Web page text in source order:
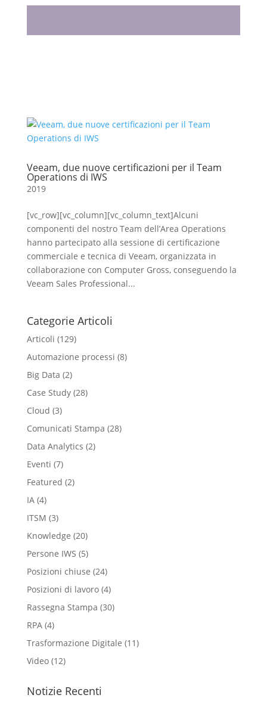
Veeam, due nuove certificazioni per il Team
Operations di IWS
2019
[vc_row][vc_column][vc_column_text]Alcuni
componenti del nostro Team dell’Area Operations
hanno partecipato alla sessione di certificazione
commerciale e tecnica di Veeam, organizzata in
collaborazione con Computer Gross, conseguendo la
Veeam Sales Professional...
Categorie Articoli
Articoli (129)
Automazione processi (8)
Big Data (2)
Case Study(28)
Cloud (3)
Comunicati Stampa (28)
Data Analytics (2)
Eventi (7)
Featured (2)
IA(4)
ITSM (3)
Knowledge (20)
Persone IWS (5)
Posizioni chiuse (24)
Posizioni di lavoro(4)
Rassegna Stampa (30)
RPA(4)
Trasformazione Digitale (11)
Video(12)
Notizie Recenti